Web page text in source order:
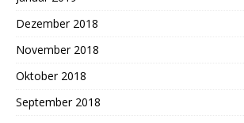
Dezember 2018
November 2018
Oktober 2018
September 2018